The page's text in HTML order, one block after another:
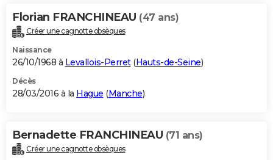
Florian FRANCHINEAU (47 ans)
Créer une cagnotte obsèques
Naissance
26/10/1968 à Levallois-Perret(Hauts-de-Seine)
Décès
28/03/2016 à la Hague (Manche)
Bernadette FRANCHINEAU (71 ans)
Créer une cagnotte obsèques